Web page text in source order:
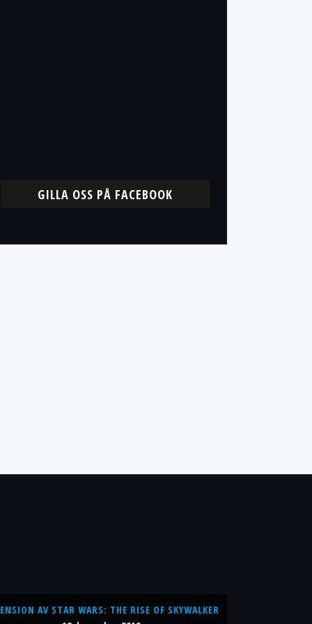
GILLA OSS PÅ FACEBOOK
AV STAR WARS: THE RISE OF SKYWALKER